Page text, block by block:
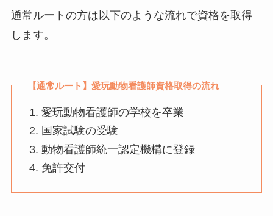
通常ルートの方は以下のような流れで資格を取得
します。
【通常ルート】愛玩動物看護師資格取得の流れ
愛玩動物看護師の学校を卒業
国家試験の受験
動物看護師統一認定機構に登録
免許交付